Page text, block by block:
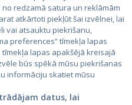
redzamā satura un reklāmām
atkārtoti piekļūt šai izvēlnei, lai
vai atsauktu piekrišanu,
preferences” tīmekļa lapas
lapas apakšējā kreisajā
būs spēkā mūsu piekrišanas
informāciju skatiet mūsu
datus, lai